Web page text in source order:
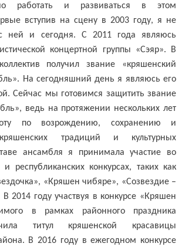
работать и развиваться в этом
вступив на сцену в 2003 году, я не
с ней и сегодня. С 2011 года являюсь
концертной группы «Сэяр». В
получил звание «кряшенский
На сегодняшний день я являюсь его
Сейчас мы готовимся защитить звание
ведь на протяжении нескольких лет
по возрождению, сохранению и
традиций и культурных
ансамбля я принимала участие во
республиканских конкурсах, таких как
«Кряшен чибяре», «Созвездие –
2014 году участвуя в конкурсе «Кряшен
в рамках районного праздника
титул кряшенской красавицы
В 2016 году в ежегодном конкурсе